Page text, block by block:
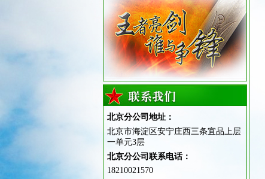
北京分公司地址：
北京市海淀区安宁庄西三条宜品上层
一单元3层
北京分公司联系电话：
18210021570
素质拓展